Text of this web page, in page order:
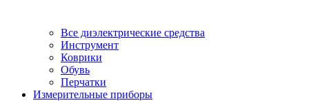
Все диэлектрические средства
Инструмент
Коврики
Обувь
Перчатки
Измерительные приборы